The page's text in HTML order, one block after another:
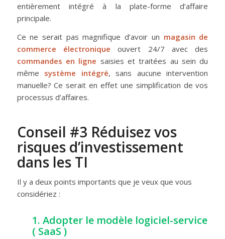
entièrement intégré à la plate-forme d’affaire
principale.
Ce ne serait pas magnifique d’avoir un magasin de
commerce électronique ouvert 24/7 avec des
commandes en ligne saisies et traitées au sein du
même système intégré, sans aucune intervention
manuelle? Ce serait en effet une simplification de vos
processus d’affaires.
Conseil #3 Réduisez vos
risques d’investissement
dans les TI
Il y a deux points importants que je veux que vous
considériez :
1. Adopter le modèle logiciel-service
( SaaS )